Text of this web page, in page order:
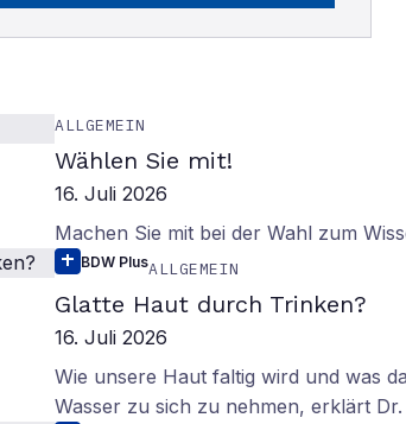
ALLGEMEIN
Wählen Sie mit!
16. Juli 2026
Machen Sie mit bei der Wahl zum
BDW PlusALLGEMEIN
Glatte Haut durch Trinken?
16. Juli 2026
Wie unsere Haut faltig wird und was
Wasser zu sich zu nehmen, erklärt